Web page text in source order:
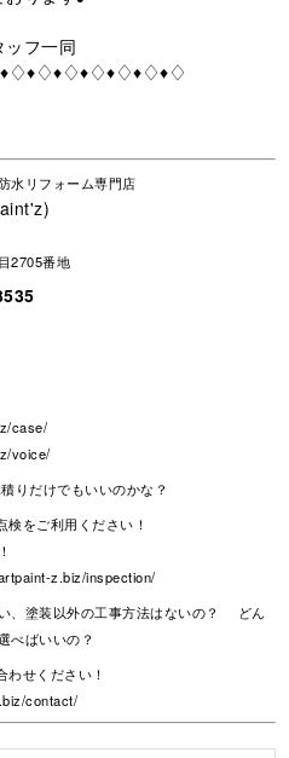
フ一同
水リフォーム専門店
2705番地
case/
voice/
りだけでもいいのかな？
をご利用ください！
z.biz/inspection/
、塗装以外の工事方法はないの？ どん
べばいいの？
せください！
contact/